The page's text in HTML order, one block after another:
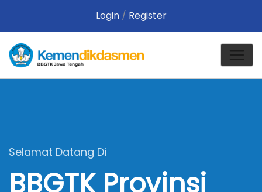
Login / Register
Selamat Datang Di
BBGTK Provinsi